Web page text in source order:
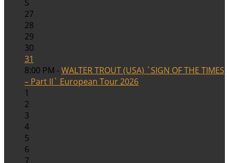
S
27
28
29
30
31
8:00 PM -WALTER TROUT (USA) `SIGN OF THE TIMES
– Part II` European Tour 2026
1
2
3
4
5
6
7